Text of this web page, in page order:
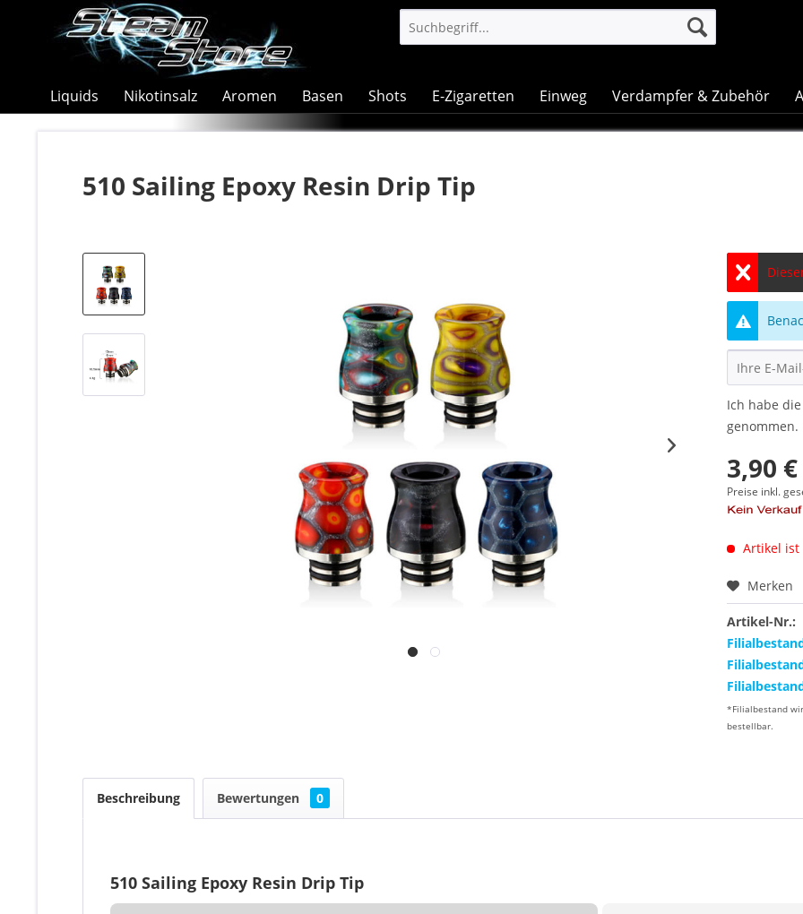
Liquids Nikotinsalz Aromen Basen Shots E-Zigaretten Einweg Verdampfer & Zubehör
510 Sailing Epoxy Resin Drip Tip
Ich habe die
genommen.
3,90
Preise inkl.
Artikel ist
Merken
Artikel-Nr.:
*Filialbestand
bestellbar.
Beschreibung Bewertungen 0
510 Sailing Epoxy Resin Drip Tip